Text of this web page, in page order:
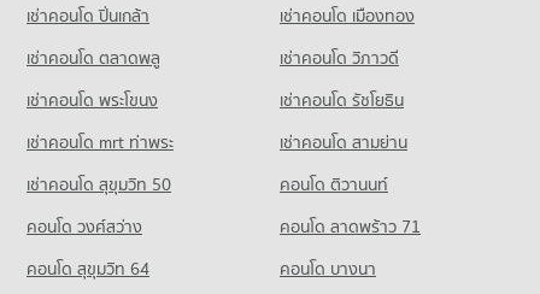
Condo for Rent near Diana Plaza Hat Yai
64 properties for rent
93 properties for sale
เช่าคอนโด ปิ่นเกล้า
เช่าคอนโด เมืองทอง
เช่าคอนโด ตลาดพลู
เช่าคอนโด วิภาวดี
เช่าคอนโด พระโขนง
เช่าคอนโด รัชโยธิน
เช่าคอนโด mrt ท่าพระ
เช่าคอนโด สามย่าน
เช่าคอนโด สุขุมวิท 50
คอนโด ติวานนท์
คอนโด วงศ์สว่าง
คอนโด ลาดพร้าว 71
คอนโด สุขุมวิท 64
คอนโด บางนา